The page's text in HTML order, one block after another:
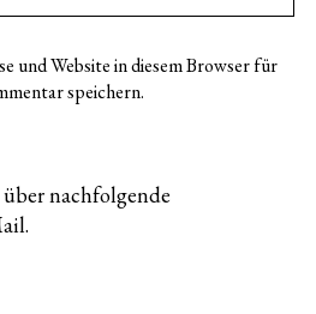
und Website in diesem Browser für
speichern.
nachfolgende